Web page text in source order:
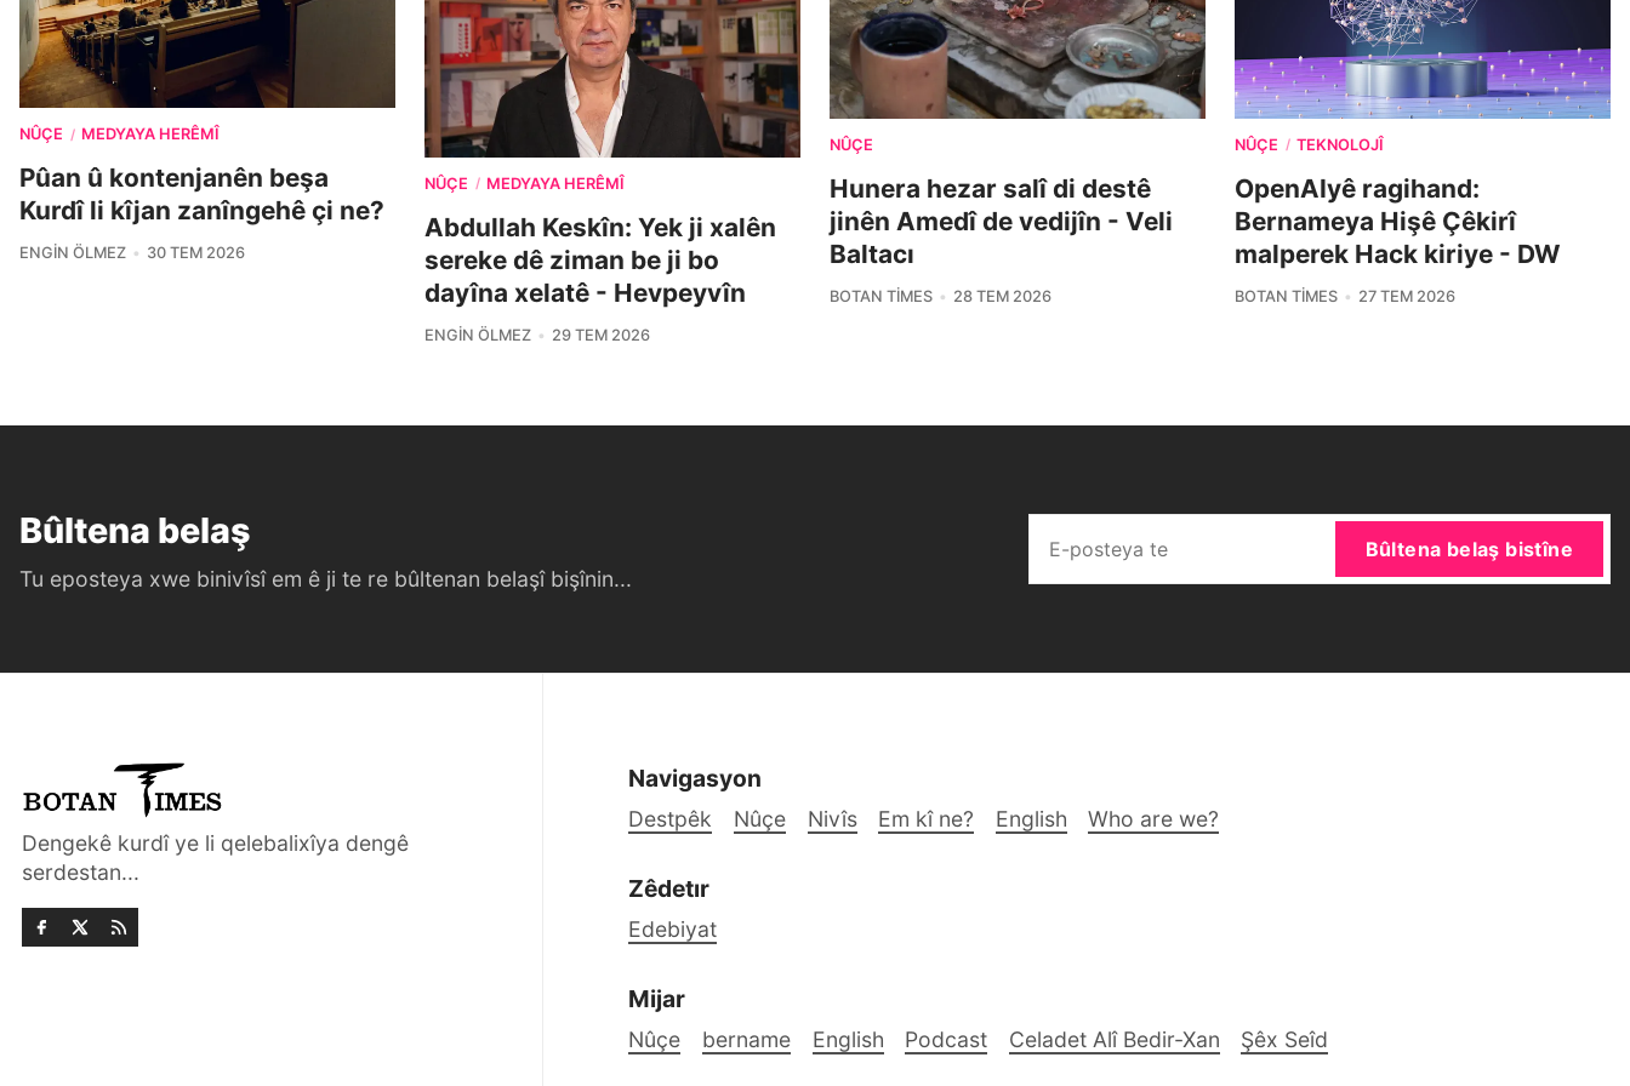
NÛÇE / MEDYAYA HERÊMÎ
Pûan û kontenjanên beşa
Kurdî li kîjan zanîngehê çi ne?
ENGIN ÖLMEZ 30 TEM 2026
NÛÇE / MEDYAYA HERÊMÎ
Abdullah Keskîn: Yek ji xalên
sereke dê ziman be ji bo
dayîna xelatê - Hevpeyvîn
ENGIN ÖLMEZ 29 TEM 2026
NÛÇE
Hunera hezar salî di destê
jinên Amedî de vedijîn - Veli
Baltacı
BOTAN TIMES 28 TEM 2026
NÛÇE / TEKNOLOJÎ
OpenAIyê ragihand:
Bernameya Hişê Çêkirî
malperek Hack kiriye - DW
BOTAN TIMES 27 TEM 2026
Bûltena belaş
Tu eposteya xwe binivîsî em ê ji te re bûltenan belaşî bişînin...
Bûltena belaş bistîne
Dengekê kurdî ye li qelebalixîya dengê
serdestan...
Navigasyon
Destpêk Nûçe Nivîs Em kî ne? English Who are we?
Zêdetır
Edebiyat
Mijar
Nûçe bername English Podcast Celadet Alî Bedir-Xan Şêx Seîd